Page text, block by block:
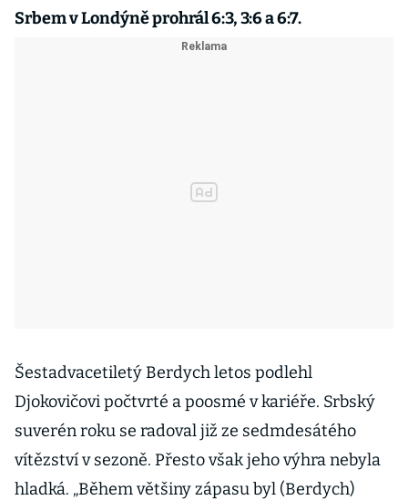
Srbem v Londýně prohrál 6:3, 3:6 a 6:7.
Šestadvacetiletý Berdych letos podlehl
Djokovičovi počtvrté a poosmé v kariéře. Srbský
suverén roku se radoval již ze sedmdesátého
vítězství v sezoně. Přesto však jeho výhra nebyla
hladká. „Během většiny zápasu byl (Berdych)